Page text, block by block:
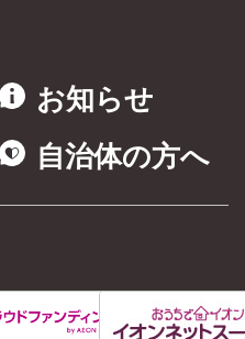
お知らせ
自治体の方へ